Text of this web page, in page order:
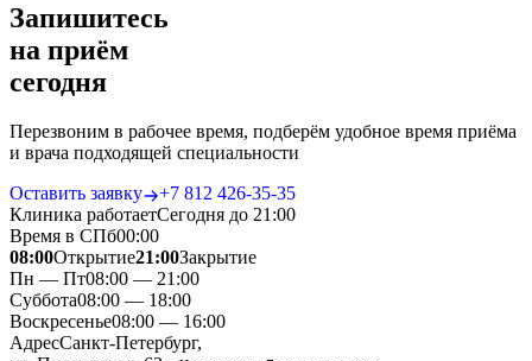
Запишитесь
на приём
сегодня
Перезвоним в рабочее время, подберём удобное время приёма
и врача подходящей специальности
Оставить заявку
+7 812 426‑35‑35
Клиника работаетСегодня до 21:00
Время в СПб00:00
08:00Открытие21:00Закрытие
Пн — Пт08:00 — 21:00
Суббота08:00 — 18:00
Воскресенье08:00 — 16:00
АдресСанкт-Петербург,